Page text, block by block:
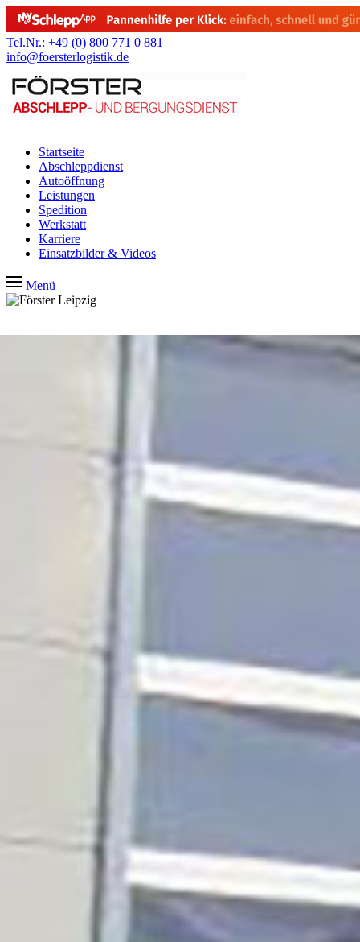
Tel.Nr.: +49 (0) 800 771 0 881
info@foersterlogistik.de
Startseite
Abschleppdienst
Autoöffnung
Leistungen
Spedition
Werkstatt
Karriere
Einsatzbilder & Videos
Menü